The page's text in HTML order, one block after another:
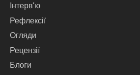
Інтерв'ю
Рефлексії
Огляди
Рецензії
Блоги